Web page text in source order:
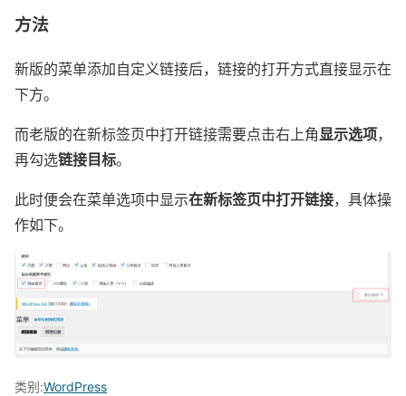
方法
新版的菜单添加自定义链接后，链接的打开方式直接显示在
下方。
而老版的在新标签页中打开链接需要点击右上角显示选项，
再勾选链接目标。
此时便会在菜单选项中显示在新标签页中打开链接，具体操
作如下。
类别:WordPress